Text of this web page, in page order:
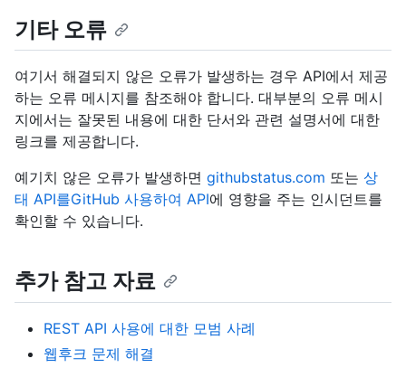
기타 오류
여기서 해결되지 않은 오류가 발생하는 경우 API에서 제공
하는 오류 메시지를 참조해야 합니다. 대부분의 오류 메시
지에서는 잘못된 내용에 대한 단서와 관련 설명서에 대한
링크를 제공합니다.
예기치 않은 오류가 발생하면 githubstatus.com 또는 상
태 API를GitHub 사용하여 API에 영향을 주는 인시던트를
확인할 수 있습니다.
추가 참고 자료
REST API 사용에 대한 모범 사례
웹후크 문제 해결